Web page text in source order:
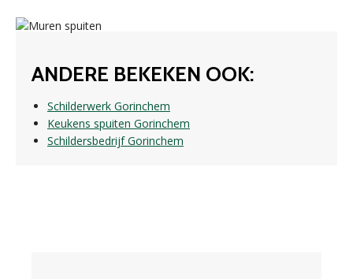
ANDERE BEKEKEN OOK:
Schilderwerk Gorinchem
Keukens spuiten Gorinchem
Schildersbedrijf Gorinchem